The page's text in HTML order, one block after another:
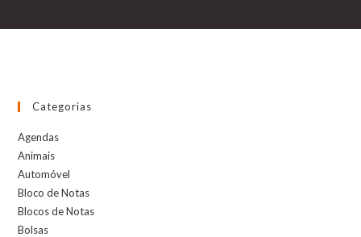
Categorias
Agendas
Animais
Automóvel
Bloco de Notas
Blocos de Notas
Bolsas